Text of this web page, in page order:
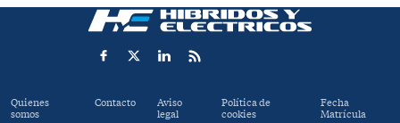
Quienes
somos
Contacto Aviso
legal
Política de
cookies
Fecha
Matrícula